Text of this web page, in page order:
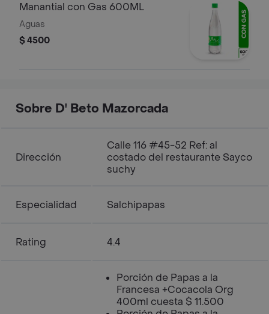
Manantial con Gas 600ML
Aguas
$ 4500
Sobre D' Beto Mazorcada
Dirección
Calle 116 #45-52 Ref: al
costado del restaurante Sayco
suchy
Especialidad Salchipapas
Rating 4.4
Porción de Papas a la
Francesa +Cocacola Org
400ml cuesta $ 11.500